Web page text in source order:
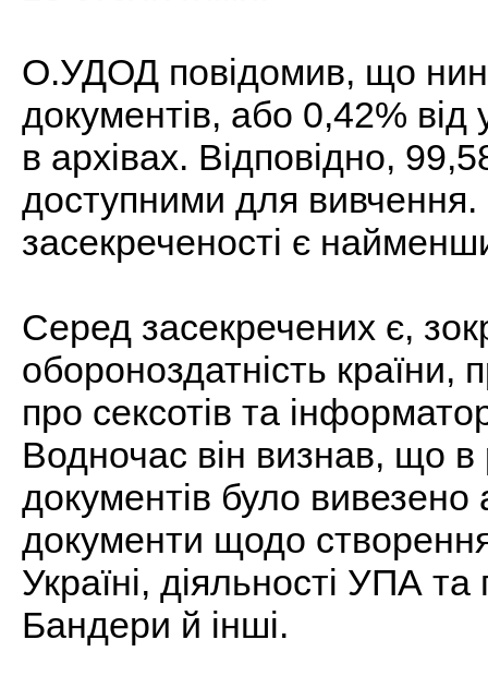
О.УДОД повідомив, що
документів, або 0,42% від
в архівах. Відповідно,
доступними для
засекреченості є
Серед засекречених є,
обороноздатність країни,
про сексотів та
Водночас він визнав, що
документів було
документи щодо
Україні, діяльності УПА
Бандери й інші.